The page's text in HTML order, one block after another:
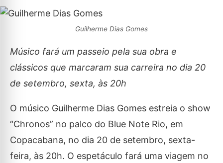
Guilherme Dias Gomes
Músico fará um passeio pela sua obra e
clássicos que marcaram sua carreira no dia 20
de setembro, sexta, às 20h
O músico Guilherme Dias Gomes estreia o show
“Chronos” no palco do Blue Note Rio, em
Copacabana, no dia 20 de setembro, sexta-
feira, às 20h. O espetáculo fará uma viagem no